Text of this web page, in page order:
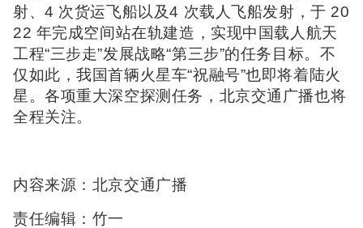
射、4 次货运飞船以及4 次载人飞船发射，于 20
22 年完成空间站在轨建造，实现中国载人航天
工程“三步走”发展战略“第三步”的任务目标。不
仅如此，我国首辆火星车“祝融号”也即将着陆火
星。各项重大深空探测任务，北京交通广播也将
全程关注。
内容来源：北京交通广播
责任编辑：竹一